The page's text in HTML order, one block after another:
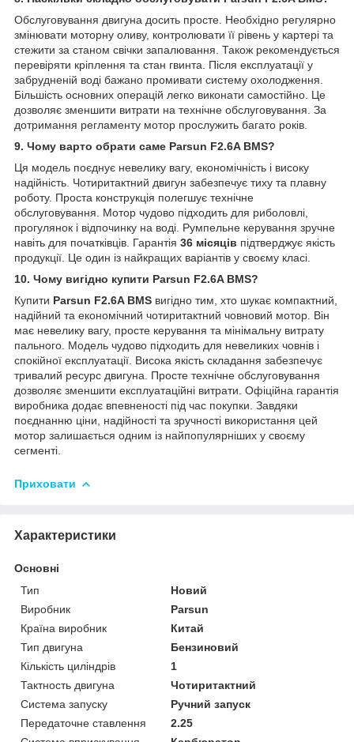
Обслуговування двигуна досить просте. Необхідно регулярно
змінювати моторну оливу, контролювати її рівень у картері та
стежити за станом свічки запалювання. Також рекомендується
перевіряти кріплення та стан гвинта. Після експлуатації у
забрудненій воді бажано промивати систему охолодження.
Більшість основних операцій легко виконати самостійно. Це
дозволяє зменшити витрати на технічне обслуговування. За
дотримання регламенту мотор прослужить багато років.
9. Чому варто обрати саме Parsun F2.6A BMS?
Ця модель поєднує невелику вагу, економічність і високу
надійність. Чотиритактний двигун забезпечує тиху та плавну
роботу. Проста конструкція полегшує технічне
обслуговування. Мотор чудово підходить для риболовлі,
прогулянок і відпочинку на воді. Румпельне керування зручне
навіть для початківців. Гарантія 36 місяців підтверджує якість
продукції. Це один із найкращих варіантів у своєму класі.
10. Чому вигідно купити Parsun F2.6A BMS?
Купити Parsun F2.6A BMS вигідно тим, хто шукає компактний,
надійний та економічний чотиритактний човновий мотор. Він
має невелику вагу, просте керування та мінімальну витрату
пального. Модель чудово підходить для невеликих човнів і
спокійної експлуатації. Висока якість складання забезпечує
тривалий ресурс двигуна. Просте технічне обслуговування
дозволяє зменшити експлуатаційні витрати. Офіційна гарантія
виробника додає впевненості під час покупки. Завдяки
поєднанню ціни, надійності та зручності використання цей
мотор залишається одним із найпопулярніших у своєму
сегменті.
Приховати
Характеристики
Основні
Тип
Новий
Виробник
Parsun
Країна виробник
Китай
Тип двигуна
Бензиновий
Кількість циліндрів
1
Тактность двигуна
Чотиритактний
Система запуску
Ручний запуск
Передаточне ставлення
2.25